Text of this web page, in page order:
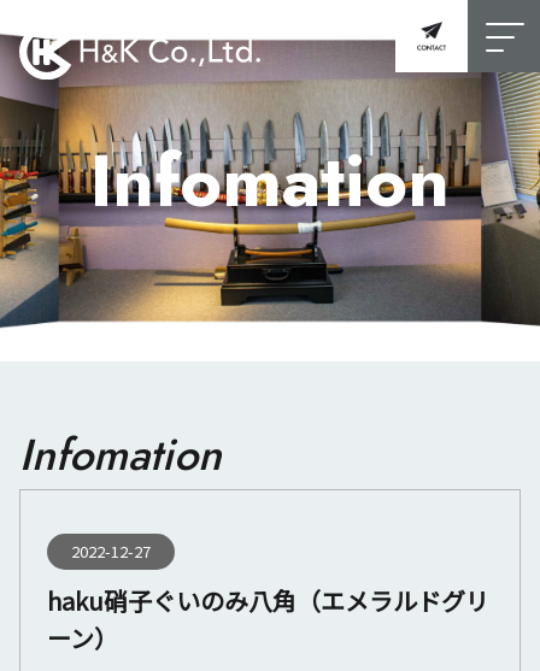
Infomation
Infomation
2022-12-27
haku硝子ぐいのみ八角（エメラルドグリ
ーン）